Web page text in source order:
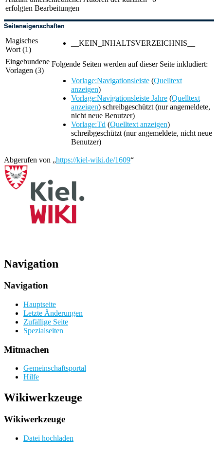
erfolgten Bearbeitungen
Seiteneigenschaften
Magisches
Wort (1)
__KEIN_INHALTSVERZEICHNIS__
Eingebundene
Vorlagen (3)
Folgende Seiten werden auf dieser Seite inkludiert:
Vorlage:Navigationsleiste (Quelltext
anzeigen)
Vorlage:Navigationsleiste Jahre (Quelltext
anzeigen) schreibgeschützt (nur angemeldete,
nicht neue Benutzer)
Vorlage:Td (Quelltext anzeigen)
schreibgeschützt (nur angemeldete, nicht neue
Benutzer)
Abgerufen von „https://kiel-wiki.de/1609“
Navigation
Navigation
Hauptseite
Letzte Änderungen
Zufällige Seite
Spezialseiten
Mitmachen
Gemeinschafts­portal
Hilfe
Wikiwerkzeuge
Wikiwerkzeuge
Datei hochladen